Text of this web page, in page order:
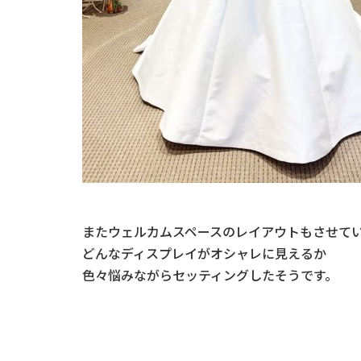
またウェルカムスペースのレイアウトもさせて
どんなディスプレイがオシャレに見えるか
色々悩みながらセッティングしたそうです。